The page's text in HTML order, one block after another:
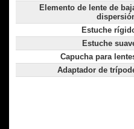
Elemento de lente de
Estuche
Estuche
Capucha para
Adaptador de